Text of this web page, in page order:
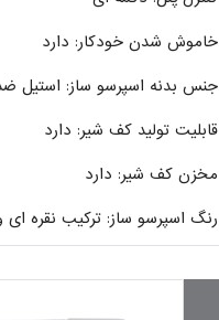
خاموش شدن خودکار: دارد
جنس بدنه اسپرسو ساز: استیل
قابلیت تولید کف شیر: دارد
مخزن کف شیر: دارد
رنگ اسپرسو ساز: ترکیب نقره